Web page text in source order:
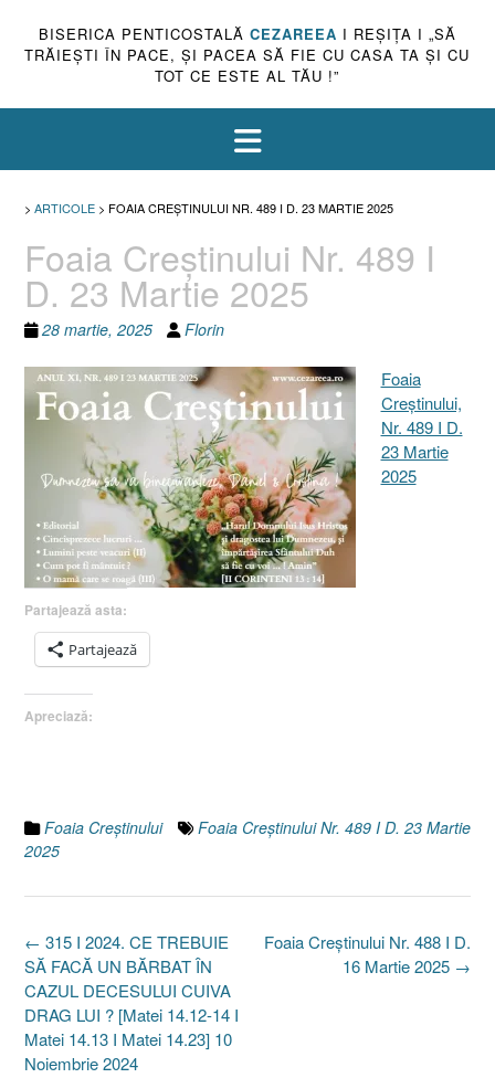
BISERICA PENTICOSTALĂ CEZAREEA I REŞIŢA I „SĂ
TRĂIEŞTI ÎN PACE, ŞI PACEA SĂ FIE CU CASA TA ŞI CU
TOT CE ESTE AL TĂU !”
> ARTICOLE > FOAIA CREŞTINULUI NR. 489 I D. 23 MARTIE 2025
Foaia Creştinului Nr. 489 I
D. 23 Martie 2025
28 martie, 2025 Florin
Foaia
Creştinului,
Nr. 489 I D.
23 Martie
2025
Partajează asta:
Partajează
Apreciază:
Foaia Creştinului
Foaia Creştinului Nr. 489 I D. 23 Martie
2025
Post
navigation
Foaia Creştinului Nr. 488 I D.
16 Martie 2025 →
← 315 I 2024. CE TREBUIE
SĂ FACĂ UN BĂRBAT ÎN
CAZUL DECESULUI CUIVA
DRAG LUI ? [Matei 14.12-14 I
Matei 14.13 I Matei 14.23] 10
Noiembrie 2024